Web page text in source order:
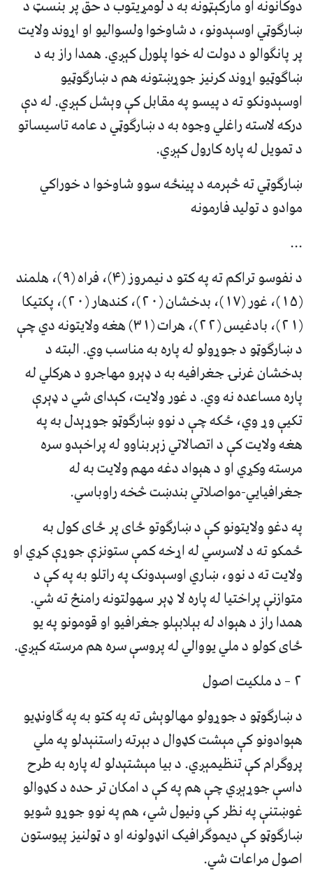
دوکانونه او مارکېټونه به د لومړیتوب د حق پر بنسټ د
ښارګوټي اوسېدونو، د شاوخوا ولسوالیو او اړوند ولایت
پر پانګوالو د دولت له خوا پلورل کېږي. همدا راز به د
ښاګوټیو اړوند کرنیز جوړښتونه هم د ښارګوټیو
اوسېدونکو ته د پیسو په مقابل کې وېشل کېږي. له دې
درکه لاسته راغلي وجوه به د ښارګوټي د عامه تاسیساتو
د تمویل له پاره کارول کېږي.
ښارګوټي ته څېرمه د پینځه سوو شاوخوا د خوراکي
موادو د تولید فارمونه
...
د نفوسو تراکم ته په کتو د نیمروز (۴)، فراه (۹)، هلمند
(۱۵)، غور (۱۷)، بدخشان (۲۰)، کندهار (۲۰)، پکتیکا
(۲۱)، بادغیس (۲۲)، هرات (۳۱) هغه ولایتونه دي چې
د ښارګوټو د جوړولو له پاره به مناسب وي. البته د
بدخشان غرنۍ جغرافیه به د ډېرو مهاجرو د هرکلي له
پاره مساعده نه وي. د غور ولایت، کېدای شي د ډېرې
تکیې وړ وي، ځکه چې د نوو ښارګوټو جوړېدل به په
هغه ولایت کې د اتصالاتي زېربناوو له پراخېدو سره
مرسته وکړي او د هېواد دغه مهم ولایت به له
جغرافیایي-مواصلاتي بندښت څخه راوباسي.
په دغو ولایتونو کې د ښارګوتو ځای پر ځای کول به
ځمکو ته د لاسرسي له اړخه کمې ستونزې جوړې کړي او
ولایت ته د نوو، ښاري اوسېدونک په راتلو به په کې د
متوازنې پراختیا له پاره لا ډېر سهولتونه رامنځ ته شي.
همدا راز د هېواد له بېلابېلو جغرافیو او قومونو په یو
ځای کولو د ملي یووالي له پروسې سره هم مرسته کېږي.
۲ – د ملکیت اصول
د ښارګوټو د جوړولو مهالوېش ته په کتو به په ګاونډیو
هېوادونو کې مېشت کډوال د بېرته راستنېدلو په ملي
پروګرام کې تنظیمېږي. د بیا مېشتېدلو له پاره به طرح
داسې جوړېږي چې هم په کې د امکان تر حده د کډوالو
غوښتنې په نظر کې ونیول شي، هم په نوو جوړو شویو
ښارګوټو کې دیموګرافیک انډولونه او د ټولنیز پیوستون
اصول مراعات شي.